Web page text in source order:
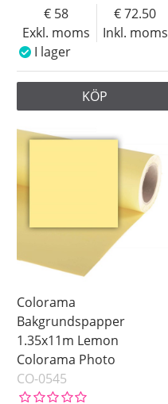
Exkl. moms
58
Inkl. moms
72.50
I lager
KÖP
Colorama
Bakgrundspapper
1.35x11m Lemon
Colorama Photo
CO-0545